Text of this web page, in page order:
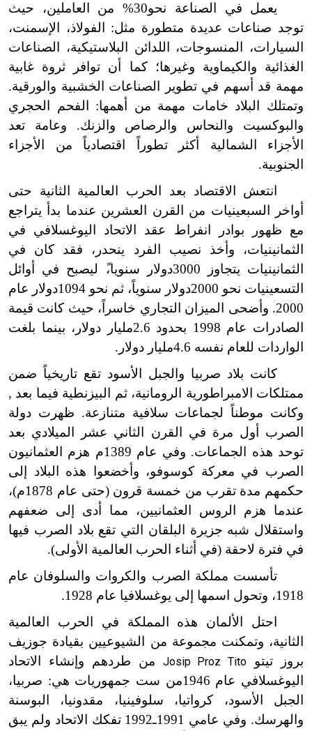
يعمل في الصناعة نحو30% من العاملين، حيث
توجد صناعات عديدة متطورة مثل: الفولاذ، الإسمنت،
السيارات، المنسوجات، اللدائن البلاستيكية، الصناعات
الغذائية والكيماوية وغيرها؛ كما أن توافر ثروة غابية
مهمة قد أسهم في تطوير الصناعات الخشبية والورقية.
وتمتلك البلاد خامات مهمة من أهمها: الفحم الحجري
والبوكسيت والنحاس والرصاص والزنك. وعامة تعد
الأجزاء الشمالية أكثر تطوراً اقتصادياً من الأجزاء
الجنوبية.
انتعش الاقتصاد بعد الحرب العالمية الثانية حتى
أواخر السبعينيات من القرن العشرين عندما بدأ يتراجع
مع ظهور بوادر انفراط عقد الاتحاد اليوغسلافي في
الثمانينيات، وأخذ نصيب الفرد ينحدر، فقد كان في
الثمانينيات يتجاوز 3000دولار سنويا،ً ليصبح في أوائل
التسعينيات نحو 2000دولار سنوياً، ثم نحو 1094دولار عام
2000. وأضحى الميزان التجاري خاسراً، حيث كانت قيمة
الصادرات عام 1998 بحدود
2.6مليار دولار، بينما بلغت
الواردات للعام نفسه 4.6مليار دولار.
كانت بلاد صربيا والجبل الأسود تقع تاريخياً ضمن
ممتلكات الامبراطورية الرومانية، ثم البيزنطية فيما بعد ,
وكانت موطناً لجماعات سلافية متنازعة. ظهرت دولة
الصرب أول مرة في القرن الثاني عشر الميلادي بعد
توحد هذه الجماعات. وفي عام 1389م هزم العثمانيون
الصرب في معركة كوسوفو، وأخضعوا هذه البلاد إلى
حكمهم مدة تقرب من خمسة قرون (حتى عام 1878م)،
عندما هزم الروس العثمانيين، مما أدى إلى ضعفهم
واستقلال شبه جزيرة البلقان التي تقع بلاد الصرب فيها
في فترة لاحقة (في أثناء الحرب العالمية الأولى).
تأسست مملكة الصرب والكروات والسلوفان عام
1918، وتحول اسمها إلى يوغسلافيا عام 1928.
احتل الألمان هذه المملكة في الحرب العالمية
الثانية، وتمكنت مجموعة من الشيوعيين بقيادة جوزيف
بروز تيتو Josip Proz Tito من طردهم وإنشاء الاتحاد
اليوغسلافي عام 1946من ست جمهوريات هي: صربيا،
الجبل الأسود، كرواتيا، سلوفينيا، مقدونيا، البوسنة
والهرسك. وفي عامي 1991ـ1992 تفكك الاتحاد ولم يبق